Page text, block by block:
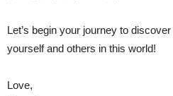
Let’s begin your journey to
yourself and others in this world!
Love,